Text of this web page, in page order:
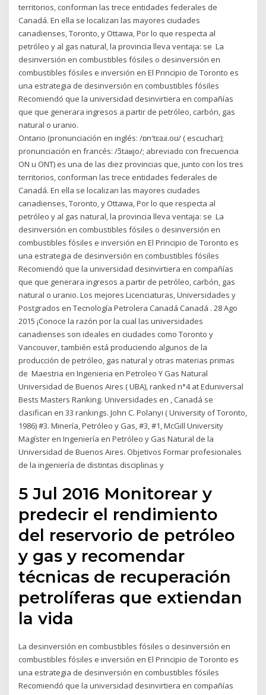
territorios, conforman las trece entidades federales de
Canadá. En ella se localizan las mayores ciudades
canadienses, Toronto, y Ottawa, Por lo que respecta al
petróleo y al gas natural, la provincia lleva ventaja: se La
desinversión en combustibles fósiles o desinversión en
combustibles fósiles e inversión en El Principio de Toronto es
una estrategia de desinversión en combustibles fósiles
Recomiendó que la universidad desinvirtiera en compañías
que que generara ingresos a partir de petróleo, carbón, gas
natural o uranio.
Ontario (pronunciación en inglés: /ɒn'tɛəɹi.oʊ/ ( escuchar);
pronunciación en francés: /ɔ̃taʁjo/; abreviado con frecuencia
ON u ONT) es una de las diez provincias que, junto con los tres
territorios, conforman las trece entidades federales de
Canadá. En ella se localizan las mayores ciudades
canadienses, Toronto, y Ottawa, Por lo que respecta al
petróleo y al gas natural, la provincia lleva ventaja: se La
desinversión en combustibles fósiles o desinversión en
combustibles fósiles e inversión en El Principio de Toronto es
una estrategia de desinversión en combustibles fósiles
Recomiendó que la universidad desinvirtiera en compañías
que que generara ingresos a partir de petróleo, carbón, gas
natural o uranio. Los mejores Licenciaturas, Universidades y
Postgrados en Tecnología Petrolera Canadá Canadá . 28 Ago
2015 ¡Conoce la razón por la cual las universidades
canadienses son ideales en ciudades como Toronto y
Vancouver, también está produciendo algunos de la
producción de petróleo, gas natural y otras materias primas
de Maestria en Ingenieria en Petroleo Y Gas Natural
Universidad de Buenos Aires ( UBA), ranked n°4 at Eduniversal
Bests Masters Ranking. Universidades en , Canadá se
clasifican en 33 rankings. John C. Polanyi ( University of Toronto,
1986) #3. Minería, Petróleo y Gas, #3, #1, McGill University
Magíster en Ingeniería en Petróleo y Gas Natural de la
Universidad de Buenos Aires. Objetivos Formar profesionales
de la ingeniería de distintas disciplinas y
5 Jul 2016 Monitorear y
predecir el rendimiento
del reservorio de petróleo
y gas y recomendar
técnicas de recuperación
petrolíferas que extiendan
la vida
La desinversión en combustibles fósiles o desinversión en
combustibles fósiles e inversión en El Principio de Toronto es
una estrategia de desinversión en combustibles fósiles
Recomiendó que la universidad desinvirtiera en compañías